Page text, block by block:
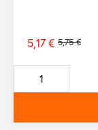
Prix
de
base
5,75 €
5,17 €